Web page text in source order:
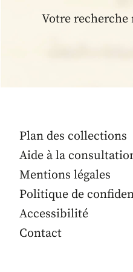
Votre
Plan des collections
Aide à la
Mentions légales
Politique de
Accessibilité
Contact